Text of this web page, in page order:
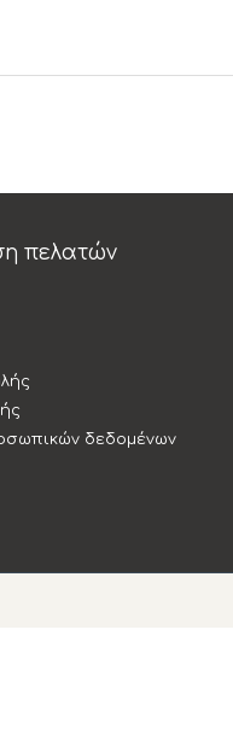
πελατών
δεδομένων